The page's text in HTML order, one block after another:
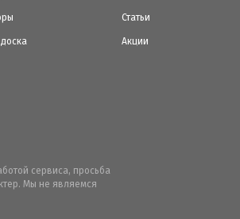
Статьи
Акции
сервиса, просьба
Мы не являемся